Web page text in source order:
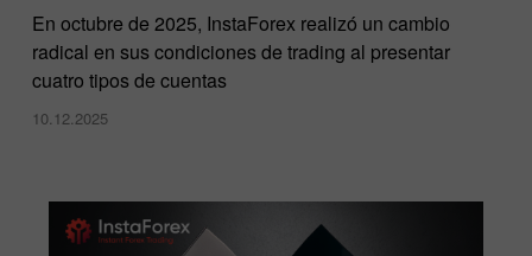
En octubre de 2025, InstaForex realizó un cambio
radical en sus condiciones de trading al presentar
cuatro tipos de cuentas
10.12.2025